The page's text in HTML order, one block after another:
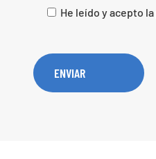
He leído y acepto la